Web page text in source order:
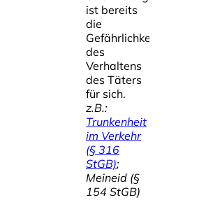
ist bereits
die
Gefährlichkeit
des
Verhaltens
des Täters
für sich.
z.B.:
Trunkenheit
im Verkehr
(§ 316
StGB);
Meineid (§
154 StGB)